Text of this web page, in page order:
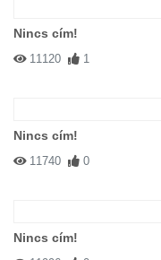
Nincs cím!
11120 1
Nincs cím!
11740 0
Nincs cím!